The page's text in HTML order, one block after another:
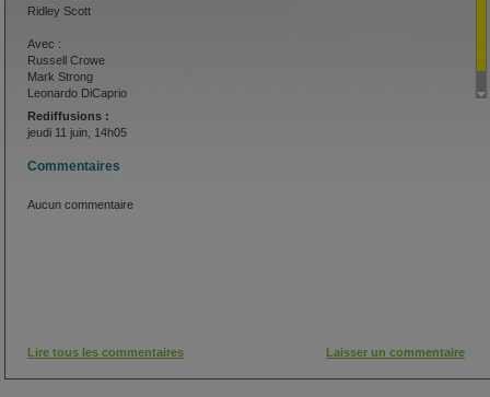
Ridley Scott
Avec :
Russell Crowe
Mark Strong
Leonardo DiCaprio
Rediffusions :
jeudi 11 juin, 14h05
Commentaires
Aucun commentaire
Lire tous les commentaires Laisser un commentaire